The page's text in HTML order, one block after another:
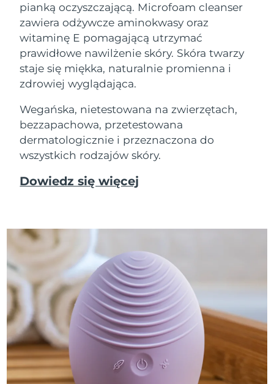
pianką oczyszczającą. Microfoam cleanser
zawiera odżywcze aminokwasy oraz
witaminę E pomagającą utrzymać
prawidłowe nawilżenie skóry. Skóra twarzy
staje się miękka, naturalnie promienna i
zdrowiej wyglądająca.
Wegańska, nietestowana na zwierzętach,
bezzapachowa, przetestowana
dermatologicznie i przeznaczona do
wszystkich rodzajów skóry.
Dowiedz się więcej